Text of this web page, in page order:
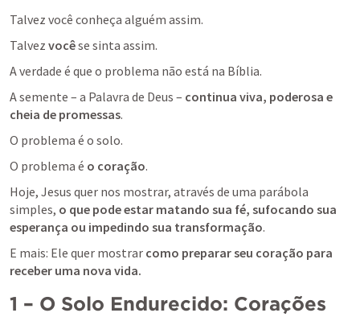
Talvez você conheça alguém assim.
Talvez você se sinta assim.
A verdade é que o problema não está na Bíblia.
A semente – a Palavra de Deus – continua viva, poderosa e
cheia de promessas.
O problema é o solo.
O problema é o coração.
Hoje, Jesus quer nos mostrar, através de uma parábola
simples, o que pode estar matando sua fé, sufocando sua
esperança ou impedindo sua transformação.
E mais: Ele quer mostrar como preparar seu coração para
receber uma nova vida.
1 – O Solo Endurecido: Corações